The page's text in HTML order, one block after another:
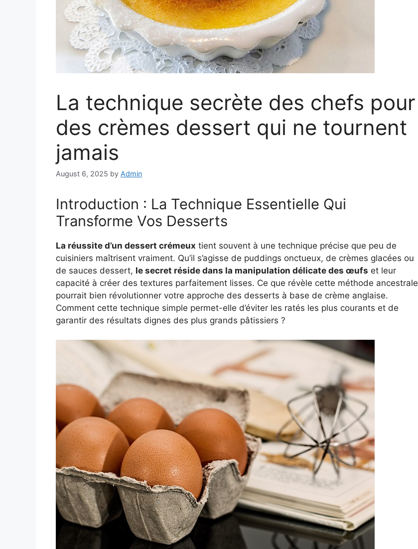
La technique secrète des chefs pour
des crèmes dessert qui ne tournent
jamais
August 6, 2025 by Admin
Introduction : La Technique Essentielle Qui
Transforme Vos Desserts
La réussite d’un dessert crémeux tient souvent à une technique précise que peu de
cuisiniers maîtrisent vraiment. Qu’il s’agisse de puddings onctueux, de crèmes glacées ou
de sauces dessert, le secret réside dans la manipulation délicate des œufs et leur
capacité à créer des textures parfaitement lisses. Ce que révèle cette méthode ancestrale
pourrait bien révolutionner votre approche des desserts à base de crème anglaise.
Comment cette technique simple permet-elle d’éviter les ratés les plus courants et de
garantir des résultats dignes des plus grands pâtissiers ?